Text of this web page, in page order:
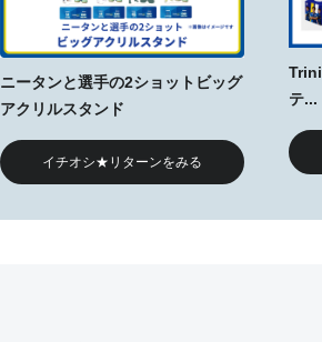
ニータンと選手の2ショットビッグ
アクリルスタンド
イチオシ★リターンをみる
テ...